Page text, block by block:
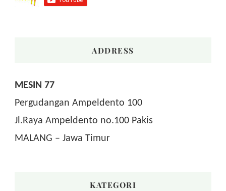
ADDRESS
MESIN 77
Pergudangan Ampeldento 100
Jl.Raya Ampeldento no.100 Pakis
MALANG – Jawa Timur
KATEGORI